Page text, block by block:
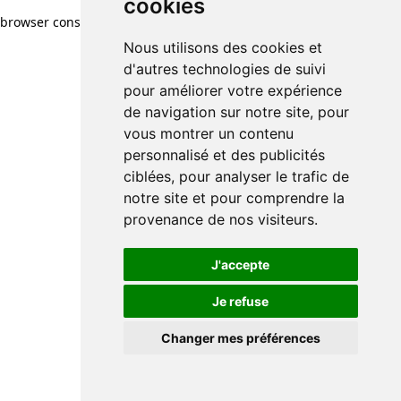
cookies
Nous utilisons des cookies et
d'autres technologies de suivi
pour améliorer votre expérience
de navigation sur notre site, pour
vous montrer un contenu
personnalisé et des publicités
ciblées, pour analyser le trafic de
notre site et pour comprendre la
provenance de nos visiteurs.
J'accepte
Je refuse
Changer mes préférences
browser console for more information)